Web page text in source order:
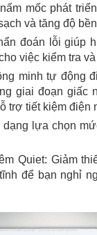
mốc phát
và tăng độ
đoán lỗi giúp
việc kiểm tra
minh tự động
giai đoạn giấc
trợ tiết kiệm điện
lựa chọn
Quiet: Giảm
để bạn nghỉ